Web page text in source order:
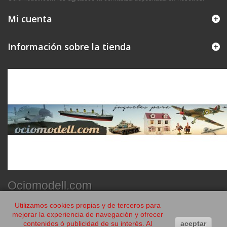
Mi cuenta
Información sobre la tienda
Ociomodell.com
Utilizamos cookies propias y de terceros para
mejorar la experiencia de navegación y ofrecer
contenidos ó publicidad de su interés. Al
aceptar